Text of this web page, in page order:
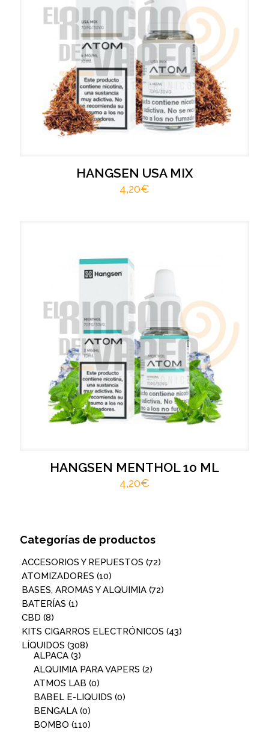
HANGSEN USA MIX
4,20€
HANGSEN MENTHOL 10 ML
4,20€
Categorías de productos
ACCESORIOS Y REPUESTOS (72)
ATOMIZADORES (10)
BASES, AROMAS Y ALQUIMIA (72)
BATERÍAS (1)
CBD (8)
KITS CIGARROS ELECTRÓNICOS (43)
LÍQUIDOS (308)
ALPACA (3)
ALQUIMIA PARA VAPERS (2)
ATMOS LAB (0)
BABEL E-LIQUIDS (0)
BENGALA (0)
BOMBO (110)